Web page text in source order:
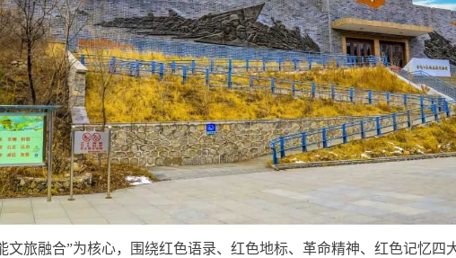
文旅融合”为核心，围绕红色语录、红色地标、革命精神、红色记忆四